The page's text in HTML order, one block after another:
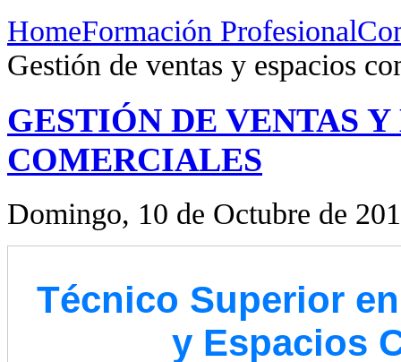
HomeFormación Profesional
Gestión de ventas y espacios
GESTIÓN DE VENTAS Y
COMERCIALES
Domingo, 10 de Octubre de
Técnico Superior
y Espacios